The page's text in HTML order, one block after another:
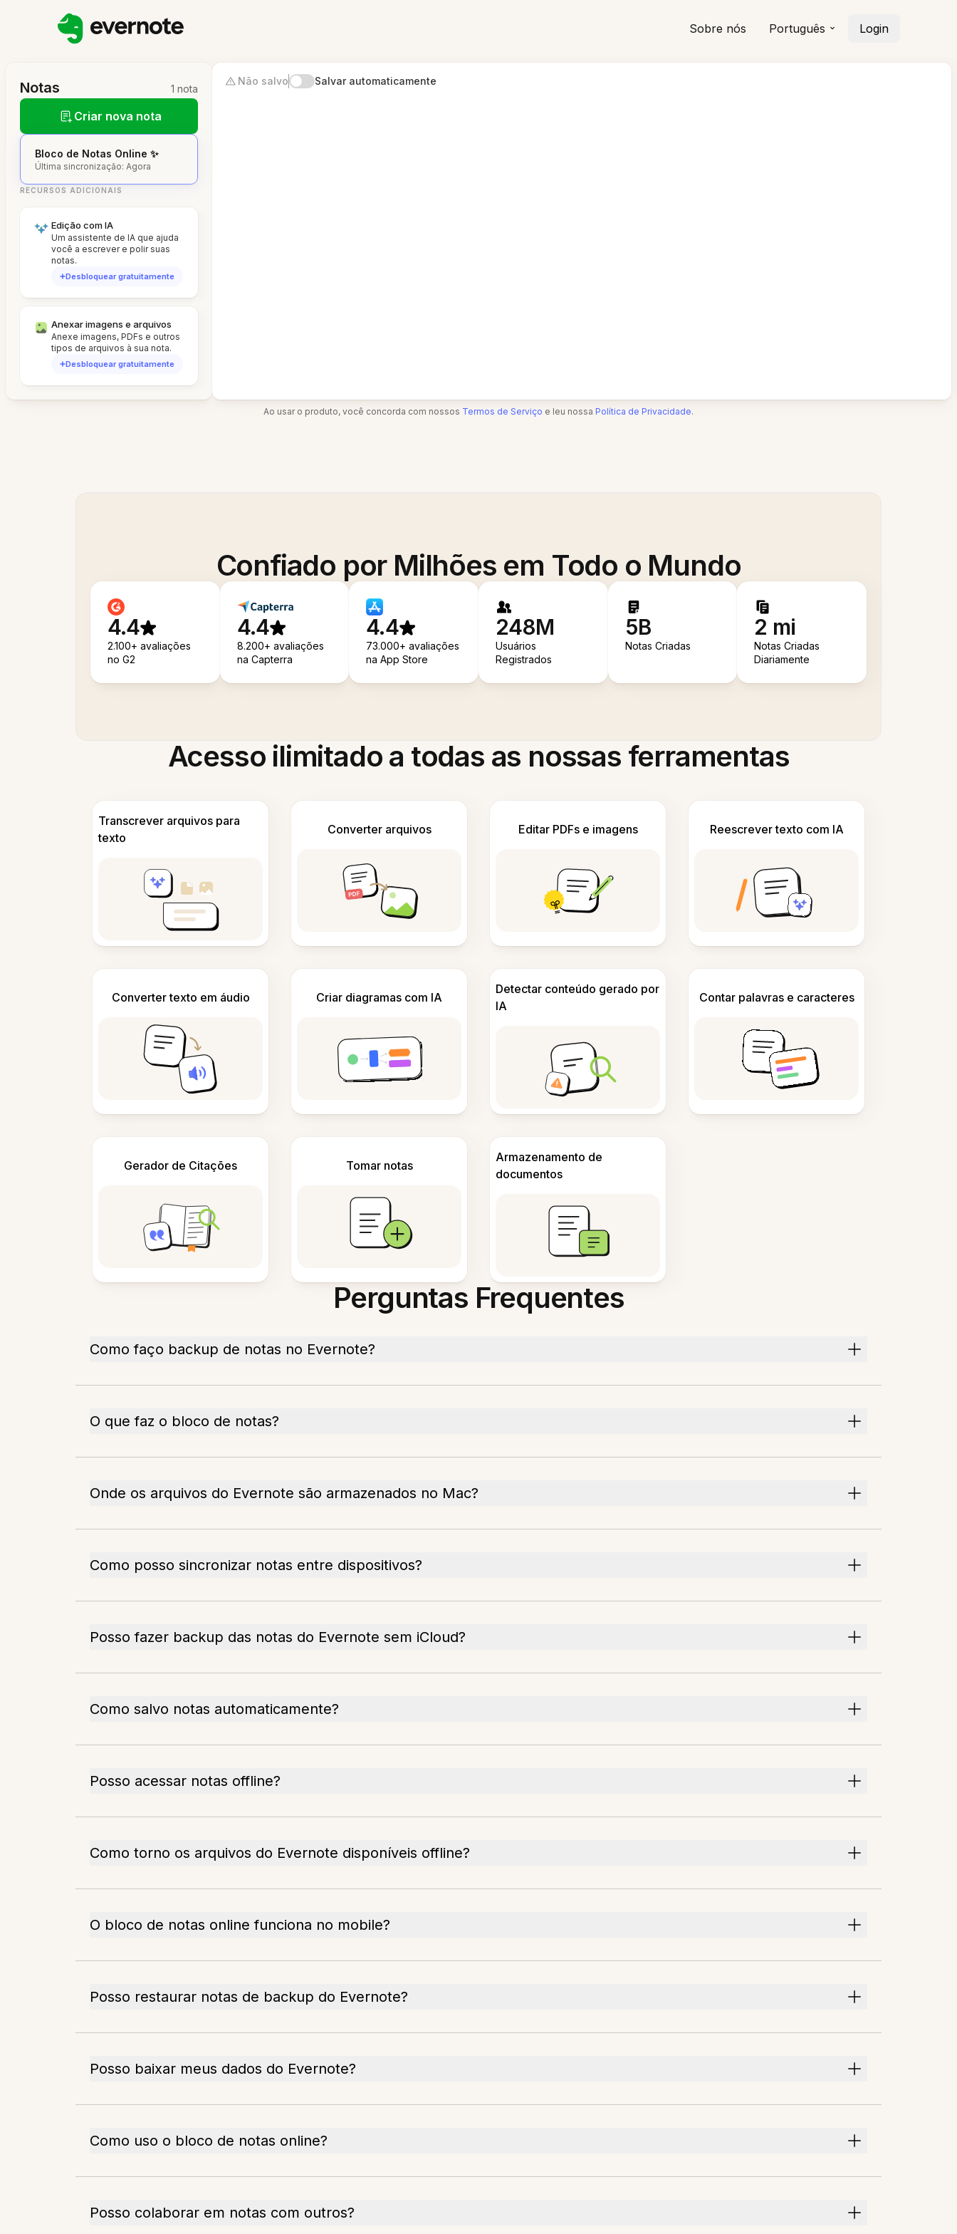
Sobre nós Português Login
Notas 1 nota
Criar nova nota
Bloco de Notas Online ✨
Última sincronização: Agora
RECURSOS ADICIONAIS
Edição com IA
Um assistente de IA que ajuda
você a escrever e polir suas
notas.
Desbloquear gratuitamente
Anexar imagens e arquivos
Anexe imagens, PDFs e outros
tipos de arquivos à sua nota.
Desbloquear gratuitamente
Não salvo Salvar automaticamente
Ao usar o produto, você concorda com nossos Termos de Serviço e leu nossa Política de Privacidade.
Confiado por Milhões em Todo o Mundo
4.4
2.100+ avaliações
no G2
4.4
8.200+ avaliações
na Capterra
4.4
73.000+ avaliações
na App Store
248M
Usuários
Registrados
5B
Notas Criadas
2 mi
Notas Criadas
Diariamente
Acesso ilimitado a todas as nossas ferramentas
Transcrever arquivos para
texto
Converter arquivos Editar PDFs e imagens Reescrever texto com IA
Converter texto em áudio Criar diagramas com IA
Detectar conteúdo gerado por
IA
Contar palavras e caracteres
Gerador de Citações Tomar notas
Armazenamento de
documentos
Perguntas Frequentes
Como faço backup de notas no Evernote?
O que faz o bloco de notas?
Onde os arquivos do Evernote são armazenados no Mac?
Como posso sincronizar notas entre dispositivos?
Posso fazer backup das notas do Evernote sem iCloud?
Como salvo notas automaticamente?
Posso acessar notas offline?
Como torno os arquivos do Evernote disponíveis offline?
O bloco de notas online funciona no mobile?
Posso restaurar notas de backup do Evernote?
Posso baixar meus dados do Evernote?
Como uso o bloco de notas online?
Posso colaborar em notas com outros?